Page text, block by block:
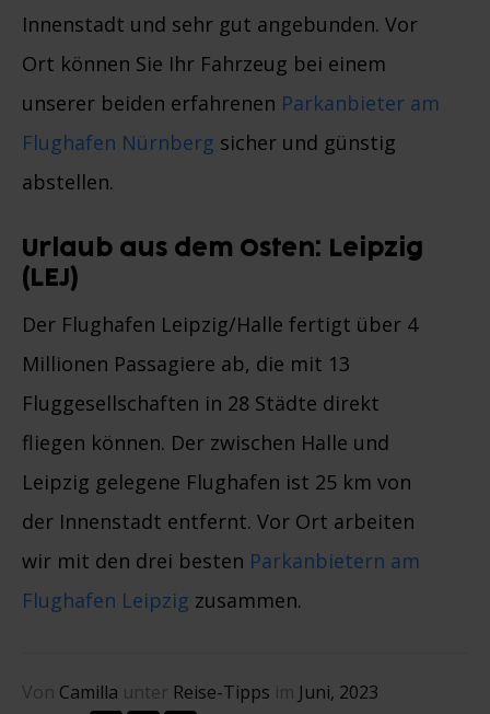
Innenstadt und sehr gut angebunden. Vor
Ort können Sie Ihr Fahrzeug bei einem
unserer beiden erfahrenen Parkanbieter am
Flughafen Nürnberg sicher und günstig
abstellen.
Urlaub aus dem Osten: Leipzig
(LEJ)
Der Flughafen Leipzig/Halle fertigt über 4
Millionen Passagiere ab, die mit 13
Fluggesellschaften in 28 Städte direkt
fliegen können. Der zwischen Halle und
Leipzig gelegene Flughafen ist 25 km von
der Innenstadt entfernt. Vor Ort arbeiten
wir mit den drei besten Parkanbietern am
Flughafen Leipzig zusammen.
Von Camilla unter Reise-Tipps im Juni, 2023